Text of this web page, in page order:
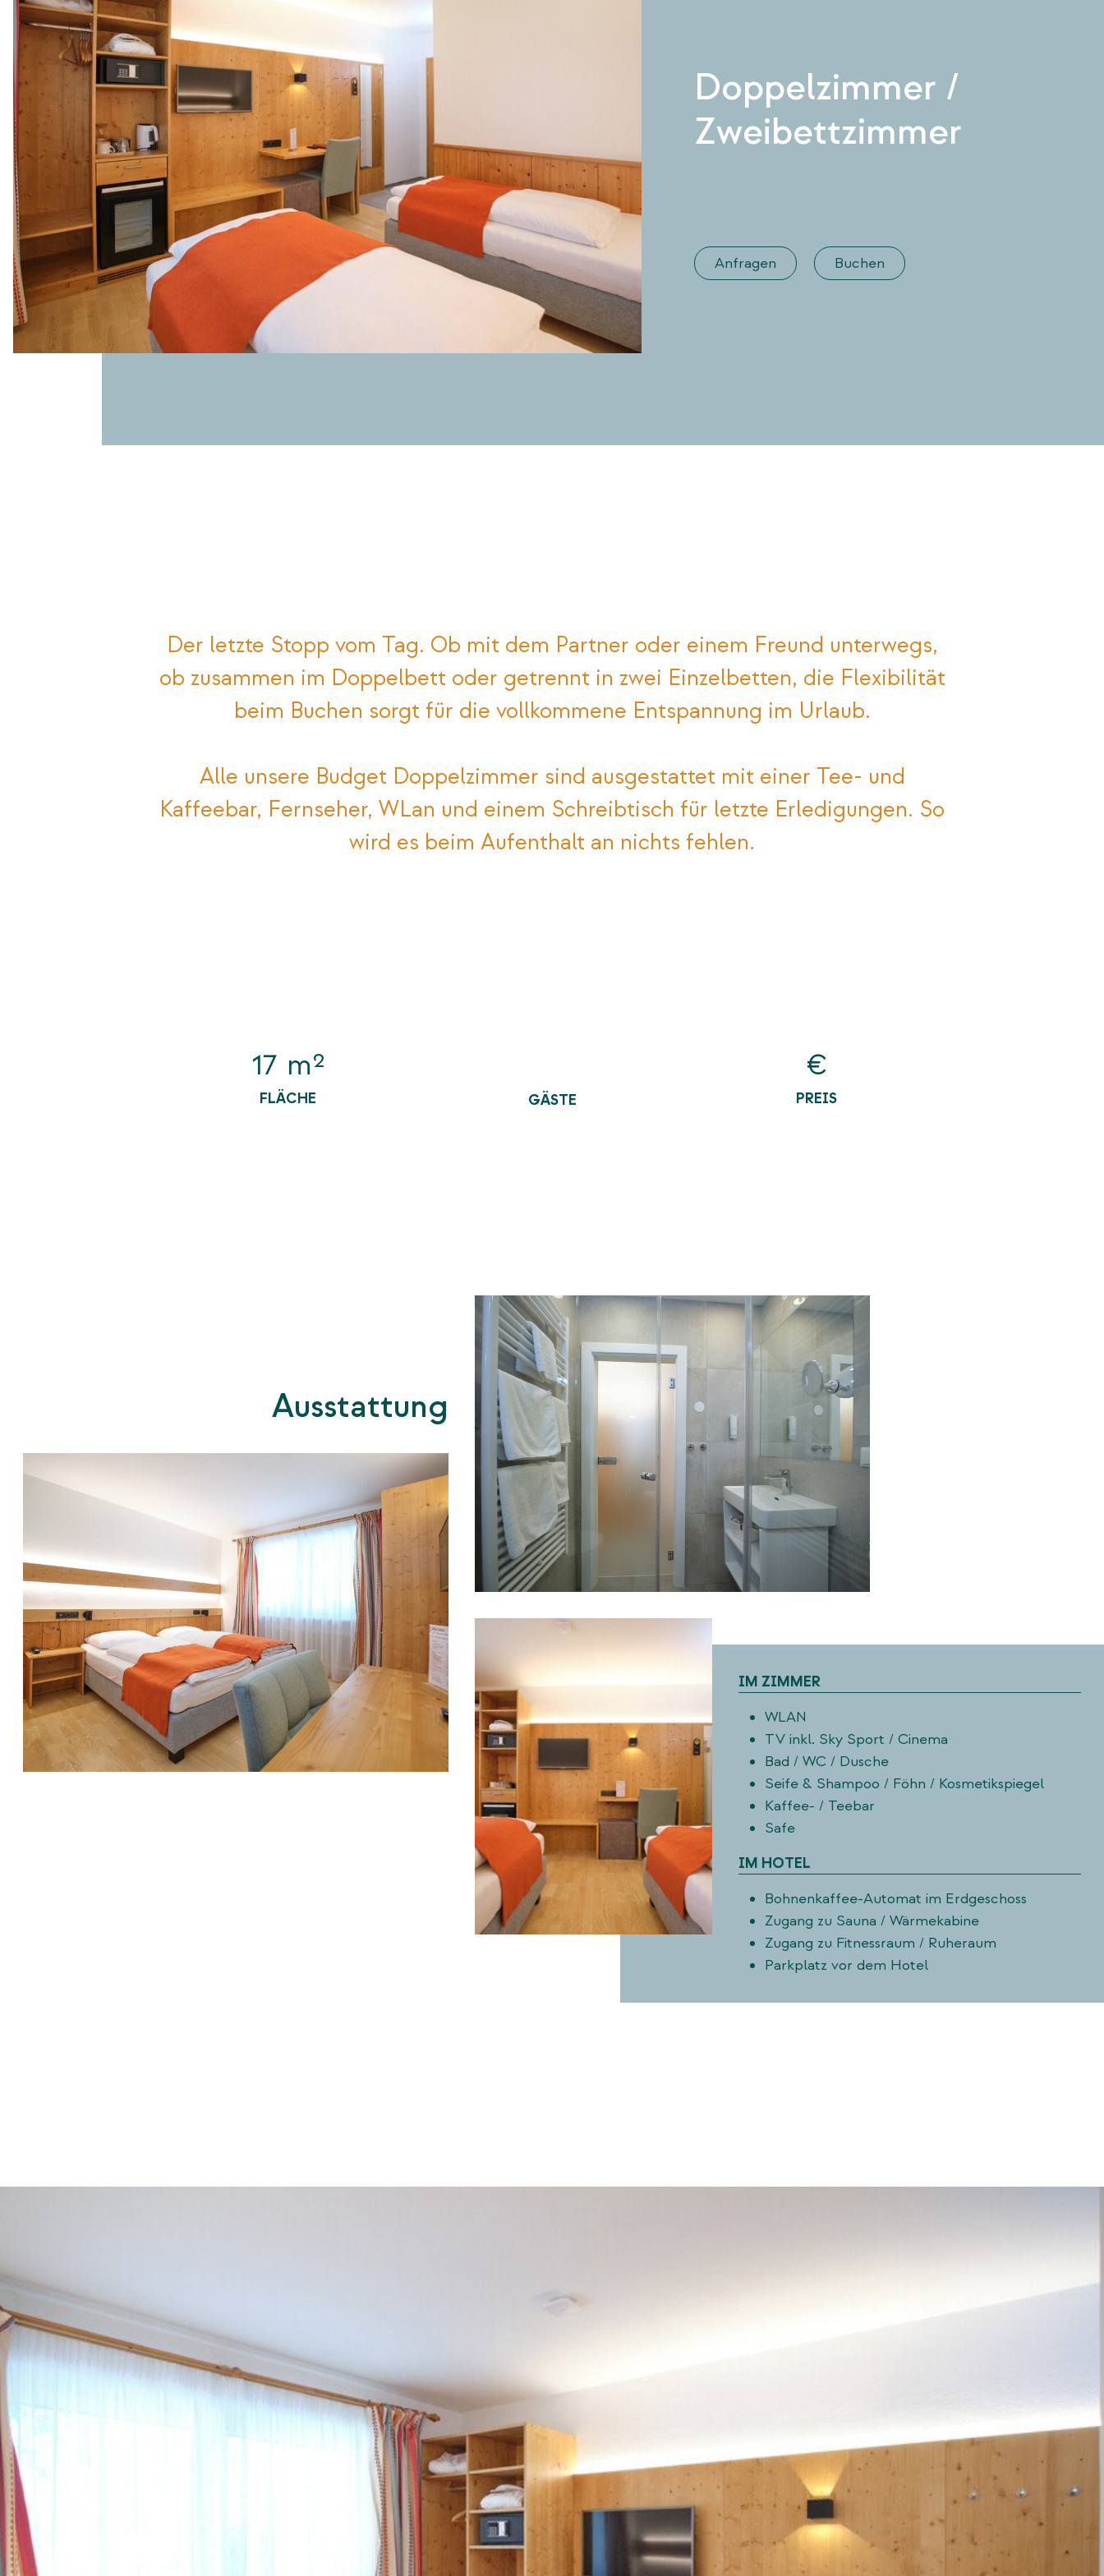
Doppelzimmer /
Zweibettzimmer
Anfragen Buchen
Der letzte Stopp vom Tag. Ob mit dem Partner oder einem Freund unterwegs,
ob zusammen im Doppelbett oder getrennt in zwei Einzelbetten, die Flexibilität
beim Buchen sorgt für die vollkommene Entspannung im Urlaub.
Alle unsere Budget Doppelzimmer sind ausgestattet mit einer Tee- und
Kaffeebar, Fernseher, WLan und einem Schreibtisch für letzte Erledigungen. So
wird es beim Aufenthalt an nichts fehlen.
17 m²
FLÄCHE GÄSTE
€
PREIS
Ausstattung
IM ZIMMER
WLAN
TV inkl. Sky Sport / Cinema
Bad / WC / Dusche
Seife & Shampoo / Föhn / Kosmetikspiegel
Kaffee- / Teebar
Safe
IM HOTEL
Bohnenkaffee-Automat im Erdgeschoss
Zugang zu Sauna / Wärmekabine
Zugang zu Fitnessraum / Ruheraum
Parkplatz vor dem Hotel